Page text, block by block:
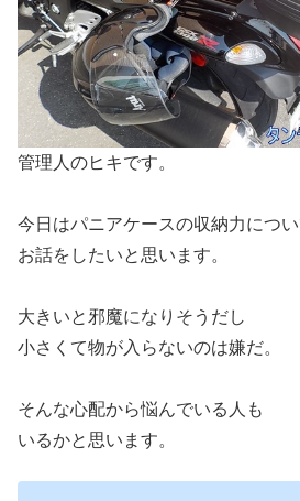
管理人のヒキです。
今日はパニアケースの収納力につい
お話をしたいと思います。
大きいと邪魔になりそうだし
小さくて物が入らないのは嫌だ。
そんな心配から悩んでいる人も
いるかと思います。